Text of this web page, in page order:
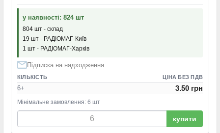
у наявності: 824 шт
804 шт - склад
19 шт - РАДІОМАГ-Київ
1 шт - РАДІОМАГ-Харків
Підписка на надходження
КІЛЬКІСТЬ ЦІНА БЕЗ ПДВ
6+ 3.50 грн
Мінімальне замовлення: 6 шт
купити